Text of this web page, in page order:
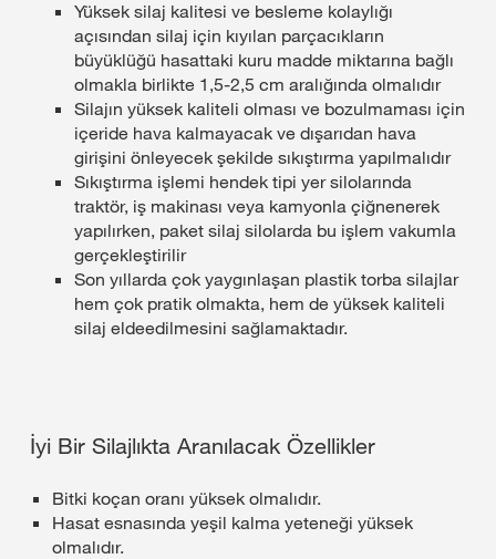
Yüksek silaj kalitesi ve besleme kolaylığı
açısından silaj için kıyılan parçacıkların
büyüklüğü hasattaki kuru madde miktarına bağlı
olmakla birlikte 1,5-2,5 cm aralığında olmalıdır
Silajın yüksek kaliteli olması ve bozulmaması için
içeride hava kalmayacak ve dışarıdan hava
girişini önleyecek şekilde sıkıştırma yapılmalıdır
Sıkıştırma işlemi hendek tipi yer silolarında
traktör, iş makinası veya kamyonla çiğnenerek
yapılırken, paket silaj silolarda bu işlem vakumla
gerçekleştirilir
Son yıllarda çok yaygınlaşan plastik torba silajlar
hem çok pratik olmakta, hem de yüksek kaliteli
silaj eldeedilmesini sağlamaktadır.
İyi Bir Silajlıkta Aranılacak Özellikler
Bitki koçan oranı yüksek olmalıdır.
Hasat esnasında yeşil kalma yeteneği yüksek
olmalıdır.